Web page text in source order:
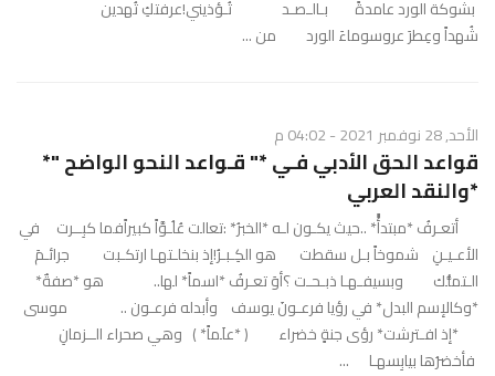
بشوكة الورد عامدةً بـالـصـد تُـؤذيني!عرفتكِ تُهدين
شُهداً وعِطرَ عروسوماءَ الورد من ...
الأحد, 28 نوفمبر 2021 - 04:02 م
قواعد الحق الأدبي فـي *" قـواعد النحو الواضح "*
*والنقد العربي
أتعـرفُ *مبتدأًً* ..حيث يكـون لـه *الخبرُ* :تعالت عُلُـوَّاً كبيراًفما كبِــرت في
الأعـيـنِ شموخاً بـل سقطت هو الكِـبـرُ!إذ بنخلـتهـا ارتكـبت جرائـمَ
الـتملُّك وبسيفـهـا ذبـحـت ؟أوَ تعـرفُ *اسماً* لها.. هو *صفةٌ*
*وكالإسم البدل* في رؤيا فرعـونَ يوسف وأبدله فرعـون .. موسى
*إذ افـترشت* رؤى جنةٍ خضراء ( *علَماً* ) وهي صحراء الــزمانِ
فأخضرُها بيابِسهـا ...